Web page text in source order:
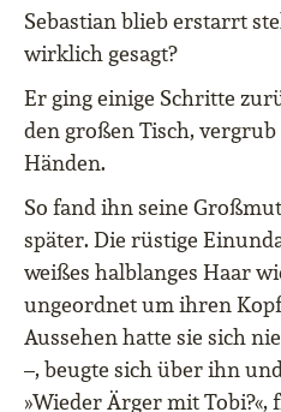
Sebastian blieb erstarrt
wirklich gesagt?
Er ging einige Schritte
den großen Tisch,
Händen.
So fand ihn seine
später. Die rüstige
weißes halblanges Haar
ungeordnet um ihren
Aussehen hatte sie sich
–, beugte sich über ihn
»Wieder Ärger mit Tobi?«,